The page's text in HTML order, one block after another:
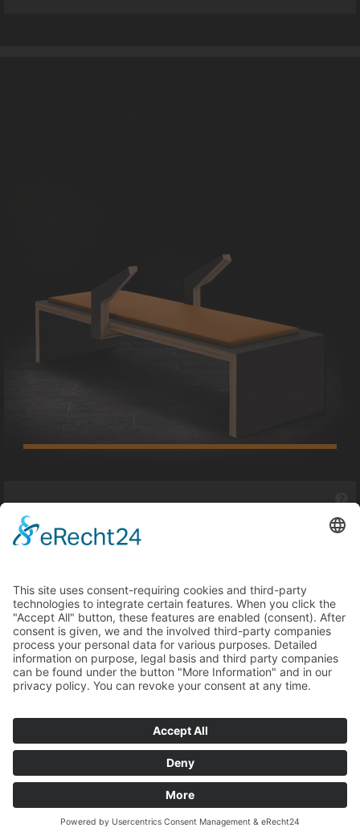
Rotator
Wirbelsäule verbessern und den Brustkorb öffnen.
Video Konfigurator
240 x 73 x 95 cm
Gewicht
90 kg